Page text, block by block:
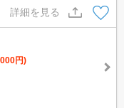
詳細を見る
円)